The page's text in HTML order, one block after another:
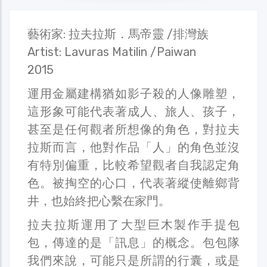
藝術家: 拉夫拉斯．馬帝靈 /排灣族
Artist: Lavuras Matilin /Paiwan
2015
運用金屬建構猶如影子殺的人像雕塑，
這形象可能代表著成人、旅人、孩子，
甚至是任何觀者所想像的角色，對拉夫
拉斯而言，他對作品「人」的角色並沒
有特別偏重，比較希望觀者自我認定角
色。被掏空的心口，代表著縱使離鄉背
井，也始終把心繫在家門。
拉夫拉斯運用了大型巨木製作手提包
包，傳達的是「訊息」的概念。包包隊
我們來說，可能只是所謂的行囊，或是